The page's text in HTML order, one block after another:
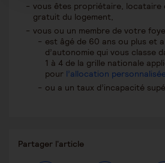
vous êtes propriétaire,
gratuit du logement,
vous ou un membre de votre
est âgé de 60 ans ou plus et
d’autonomie qui vous classe
1 à 4 de la grille nationale
pour l’allocation
ou a un taux d’incapacité
Partager l'articlePartager